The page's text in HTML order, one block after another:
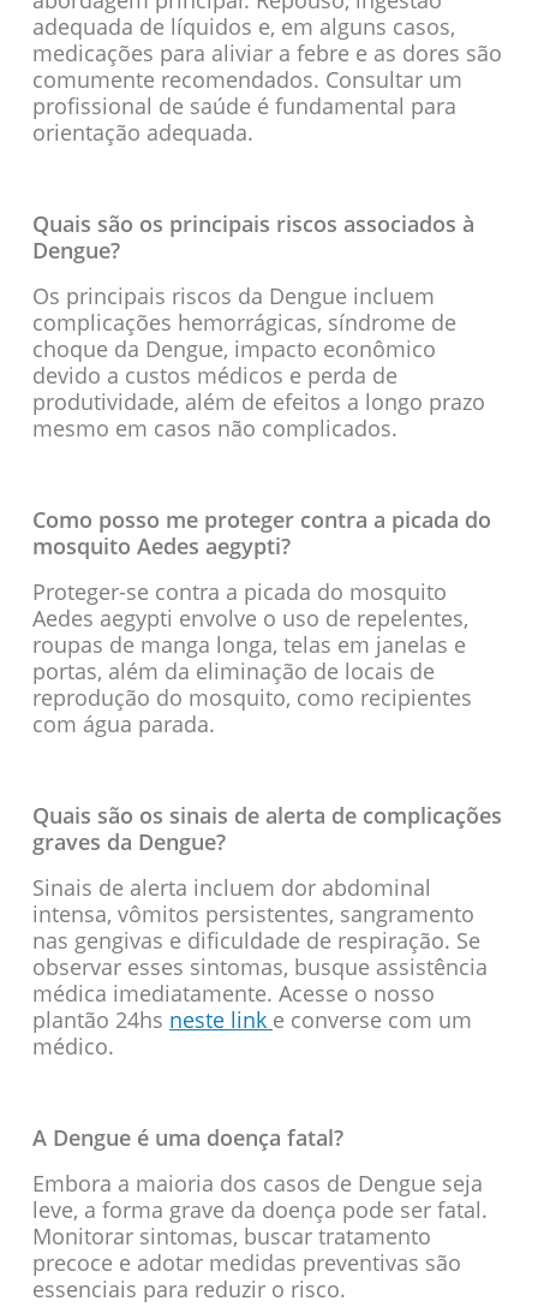
adequada de líquidos e, em alguns casos,
medicações para aliviar a febre e as dores são
comumente recomendados. Consultar um
profissional de saúde é fundamental para
orientação adequada.
Quais são os principais riscos associados à
Dengue?
Os principais riscos da Dengue incluem
complicações hemorrágicas, síndrome de
choque da Dengue, impacto econômico
devido a custos médicos e perda de
produtividade, além de efeitos a longo prazo
mesmo em casos não complicados.
Como posso me proteger contra a picada do
mosquito Aedes aegypti?
Proteger-se contra a picada do mosquito
Aedes aegypti envolve o uso de repelentes,
roupas de manga longa, telas em janelas e
portas, além da eliminação de locais de
reprodução do mosquito, como recipientes
com água parada.
Quais são os sinais de alerta de complicações
graves da Dengue?
Sinais de alerta incluem dor abdominal
intensa, vômitos persistentes, sangramento
nas gengivas e dificuldade de respiração. Se
observar esses sintomas, busque assistência
médica imediatamente. Acesse o nosso
plantão 24hs neste link e converse com um
médico.
A Dengue é uma doença fatal?
Embora a maioria dos casos de Dengue seja
leve, a forma grave da doença pode ser fatal.
Monitorar sintomas, buscar tratamento
precoce e adotar medidas preventivas são
essenciais para reduzir o risco.